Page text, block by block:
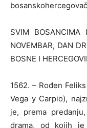
SVIM BOSANCIMA
NOVEMBAR, DAN
BOSNE I
1562. – Rođen
Vega y Carpio),
je, prema
drama, od kojih je